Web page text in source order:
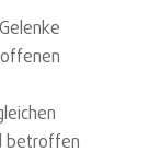
betroffen